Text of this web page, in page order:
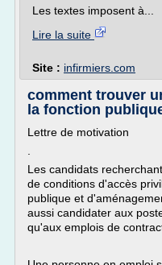
Les textes imposent à...
Lire la suite
Site : infirmiers.com
comment trouver
la fonction
Lettre de motivation
Les candidats
de conditions d'accès
publique et
aussi candidater aux
qu'aux emplois de